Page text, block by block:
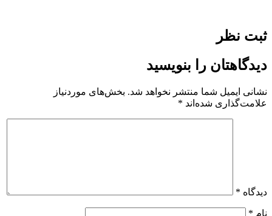
ثبت نظر
دیدگاهتان را بنویسید
نشانی ایمیل شما منتشر نخواهد شد. بخش‌های موردنیاز
علامت‌گذاری شده‌اند *
دیدگاه *
نام *